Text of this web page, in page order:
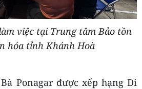
việc tại Trung tâm Bảo tồn
hóa tỉnh Khánh Hoà
Ponagar được xếp hạng Di